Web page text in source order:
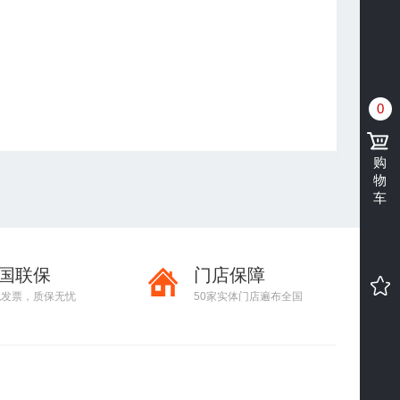
联保
票，质保无忧
门店保障
50家实体门店遍布全国
0
购
物
车